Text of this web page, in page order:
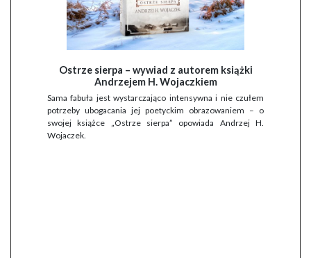
Ostrze sierpa – wywiad z autorem książki
Andrzejem H. Wojaczkiem
Sama fabuła jest wystarczająco intensywna i nie czułem
potrzeby ubogacania jej poetyckim obrazowaniem – o
swojej książce „Ostrze sierpa” opowiada Andrzej H.
Wojaczek.